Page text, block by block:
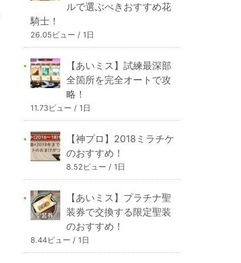
ルで選ぶべきおすすめ花
騎士！
26.05ビュー / 1日
【あいミス】試練最深部
全箇所を完全オートで攻
略！
11.73ビュー / 1日
【神プロ】2018ミラチケ
のおすすめ！
8.52ビュー / 1日
【あいミス】プラチナ聖
装券で交換する限定聖装
のおすすめ！
8.44ビュー / 1日